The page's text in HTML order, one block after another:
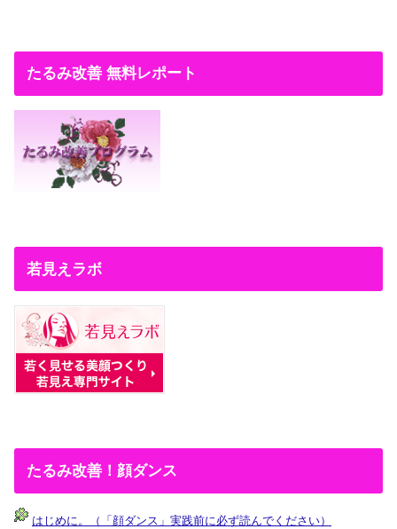
たるみ改善 無料レポート
若見えラボ
たるみ改善！顔ダンス
はじめに。（「顔ダンス」実践前に必ず読んでください）